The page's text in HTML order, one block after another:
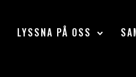
LYSSNA PÅ OSS